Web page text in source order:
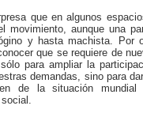
que en algunos
movimiento, aunque una
y hasta machista. Por
que se requiere de
para ampliar la
demandas, sino para
de la situación